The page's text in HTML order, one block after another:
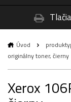
Úvod
originálny toner, čierny
Xerox